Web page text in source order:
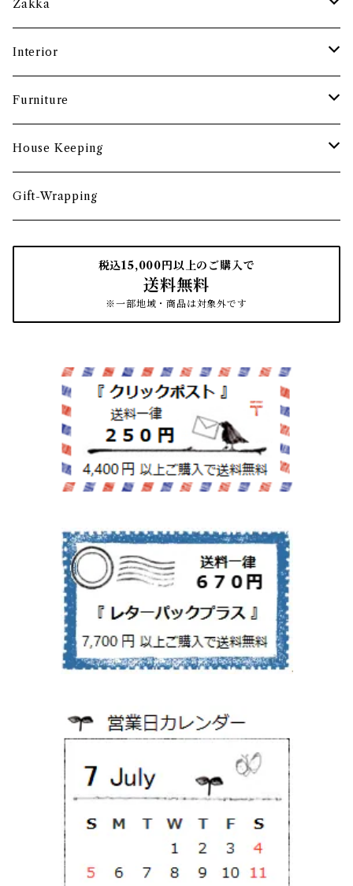
土鍋・お鍋まわり
グラス・タンブラー
酒器
食卓小物
カトラリー
箸・箸置き
ポット
カップ・ソーサー・マグ
茶托・銘々皿
トレイ・コースター
お盆
茶筒
ペーパーウェイト
ペントレー
ペーパーツール
文房具収納
遊印
インクパッド
Zakka
和ろうそく
ポーチ
Interior
バスケット
鏡・ミラー
フック
花器
Furniture
デスク・スツール
本棚・収納棚
House Keeping
たわし
ほうき
Gift-Wrapping
税込15,000円以上のご購入で
送料無料
※一部地域・商品は対象外です